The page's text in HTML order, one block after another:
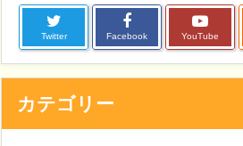
Twitter Facebook YouTube
カテゴリー